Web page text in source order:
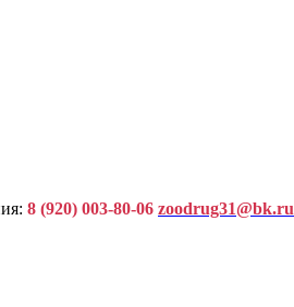
8 (920) 003-80-06 zoodrug31@bk.ru